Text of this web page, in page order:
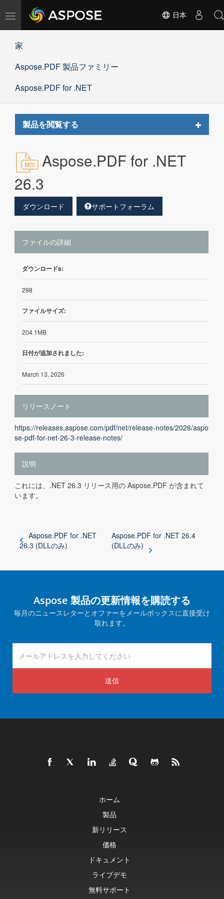
ナ
ー
ョ
の
日本
家
Aspose.PDF 製品ファミリー
Aspose.PDF for .NET
製品を閲覧する
Toggle
Aspose.PDF for .NET
26.3
ダウンロード サポートフォーラム
ファイルの詳細
ダウンロードs:
298
ファイルサイズ:
204.1MB
日付が追加されました:
March 13, 2026
リリースノート
https://releases.aspose.com/pdf/net/release-notes/2026/aspo
se-pdf-for-net-26-3-release-notes/
説明
これには、.NET 26.3 リリース用の Aspose.PDF が含まれて
います。
Aspose.PDF for .NET
26.3 (DLLのみ)
Aspose.PDF for .NET 26.4
(DLLのみ)
Aspose 製品の更新情報を購読する
毎月のニュースレターとオファーをメールボックスに直接受け
取れます。
送信
ホーム
製品
新リリース
価格
ドキュメント
ライブデモ
無料サポート